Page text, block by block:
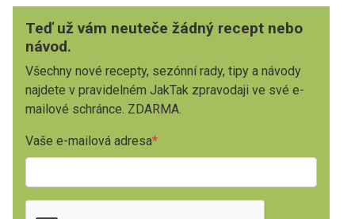
Teď už vám neuteče žádný recept nebo
návod.
Všechny nové recepty, sezónní rady, tipy a návody
najdete v pravidelném JakTak zpravodaji ve své e-
mailové schránce. ZDARMA.
Vaše e-mailová adresa